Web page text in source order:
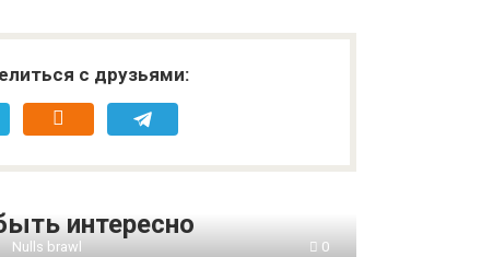
с друзьями:
интересно
Nulls brawl 0